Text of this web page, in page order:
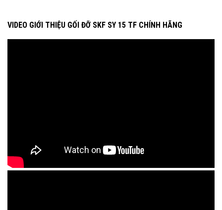
VIDEO GIỚI THIỆU GỐI ĐỠ SKF SY 15 TF CHÍNH HÃNG